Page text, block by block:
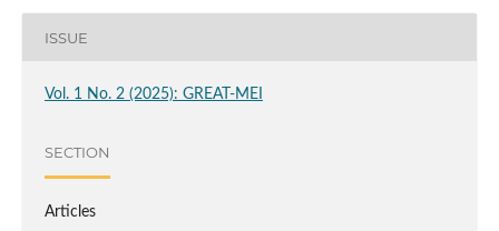
ISSUE
Vol. 1 No. 2 (2025): GREAT-MEI
SECTION
Articles